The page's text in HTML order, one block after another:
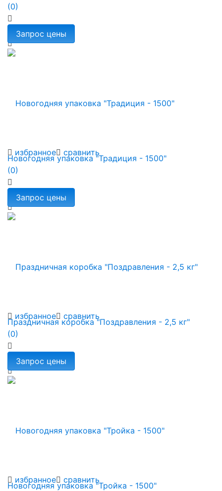
избранное сравнить
(0)
избранное сравнить
Новогодняя упаковка "Традиция - 1500"
(0)
избранное сравнить
Праздничная коробка "Поздравления - 2,5 кг"
(0)
Новогодняя упаковка "Тройка - 1500"